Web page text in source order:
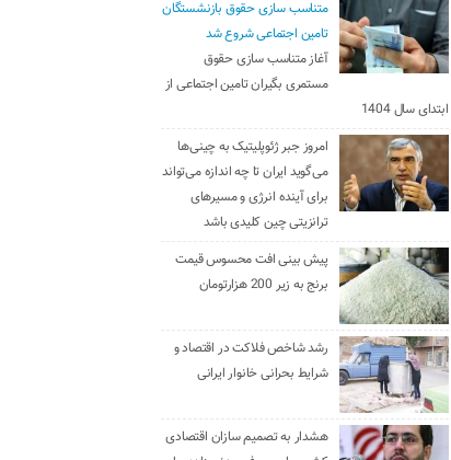
متناسب سازی حقوق بازنشستگان
تامین اجتماعی شروع شد
آغاز متناسب سازی حقوق
مستمری بگیران تامین اجتماعی از
ابتدای سال 1404
امروز جبر ژئوپلیتیک به چینی‌ها
می‌گوید ایران تا چه اندازه می‌تواند
برای آینده انرژی و مسیرهای
ترانزیتی چین کلیدی باشد
پیش بینی افت محسوس قیمت
برنج به زیر 200 هزارتومان
رشد شاخص فلاکت در اقتصاد و
شرایط بحرانی خانوار ایرانی
هشدار به تصمیم سازان اقتصادی